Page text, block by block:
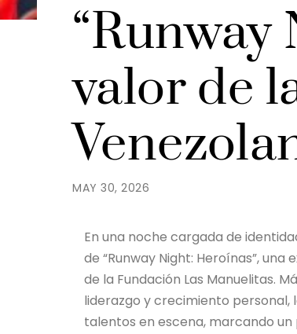
MAY 30, 2026
“Runway
valor de
En una noche cargada de
de “Runway Night: Heroínas”,
de la Fundación Las Manuelitas.
liderazgo y crecimiento personal,
talentos en escena, marcando